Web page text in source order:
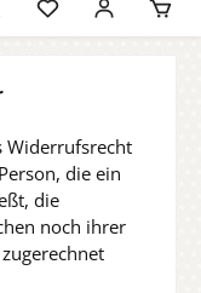
Widerrufsrecht
die ein
die
noch ihrer